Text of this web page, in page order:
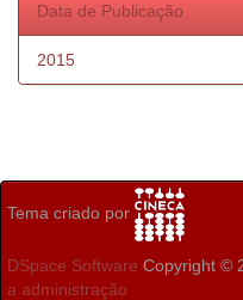
Data de Publicação
2015
Tema criado por
DSpace Software Copyright ©
a administração